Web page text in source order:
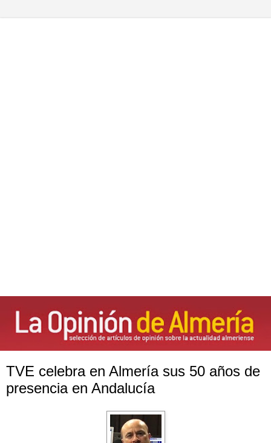
TVE celebra en Almería sus 50 años de
presencia en Andalucía